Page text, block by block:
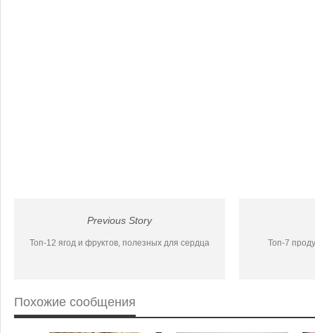
Previous Story
Топ-12 ягод и фруктов, полезных для сердца Топ-7
Похожие сообщения